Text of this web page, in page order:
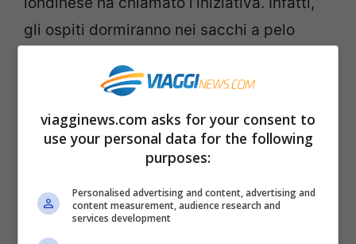
gli ospiti dormiranno nei sacchi a pelo
scheletro appeso di un grosso dinosauro.
Come nei maggiori musei di Londra, anche
l’ingresso al Museo di Storia Naturale è
gratuito, per accedere ad alcune sezioni,
tuttavia, si paga un biglietto. Anche
viagginews.com asks for your consent to
use your personal data for the following
purposes:
Personalised advertising and content, advertising and
content measurement, audience research and
services development